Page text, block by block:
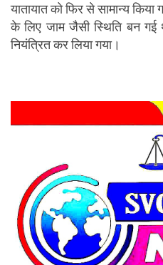
यातायात को फिर से सामान्य
के लिए जाम जैसी स्थिति बन
नियंत्रित कर लिया गया।